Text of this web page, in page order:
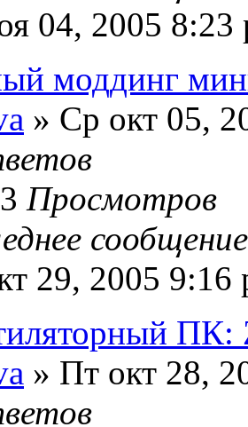
04, 2005 8:23
моддинг
» Ср окт 05,
Просмотров
29, 2005 9:16
» Пт окт 28,